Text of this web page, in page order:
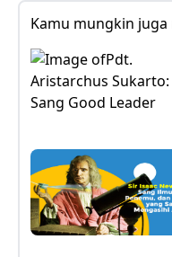
Kamu mungkin juga